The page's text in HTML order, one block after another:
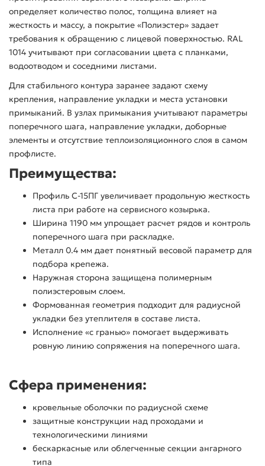
определяет количество полос, толщина влияет на
жесткость и массу, а покрытие «Полиэстер» задает
требования к обращению с лицевой поверхностью. RAL
1014 учитывают при согласовании цвета с планками,
водоотводом и соседними листами.
Для стабильного контура заранее задают схему
крепления, направление укладки и места установки
примыканий. В узлах примыкания учитывают параметры
поперечного шага, направление укладки, доборные
элементы и отсутствие теплоизоляционного слоя в самом
профлисте.
Преимущества:
Профиль С-15ПГ увеличивает продольную жесткость
листа при работе на сервисного козырька.
Ширина 1190 мм упрощает расчет рядов и контроль
поперечного шага при раскладке.
Металл 0.4 мм дает понятный весовой параметр для
подбора крепежа.
Наружная сторона защищена полимерным
полиэстеровым слоем.
Формованная геометрия подходит для радиусной
укладки без утеплителя в составе листа.
Исполнение «с гранью» помогает выдерживать
ровную линию сопряжения на поперечного шага.
Сфера применения:
кровельные оболочки по радиусной схеме
защитные конструкции над проходами и
технологическими линиями
бескаркасные или облегченные секции ангарного
типа